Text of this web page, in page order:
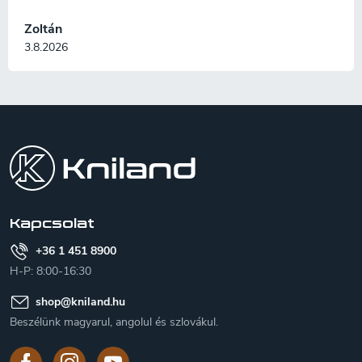
Zoltán
3.8.2026
Kapcsolat
+36 1 451 8900
H-P: 8:00-16:30
shop@kniland.hu
Beszélünk magyarul, angolul és szlovákul.